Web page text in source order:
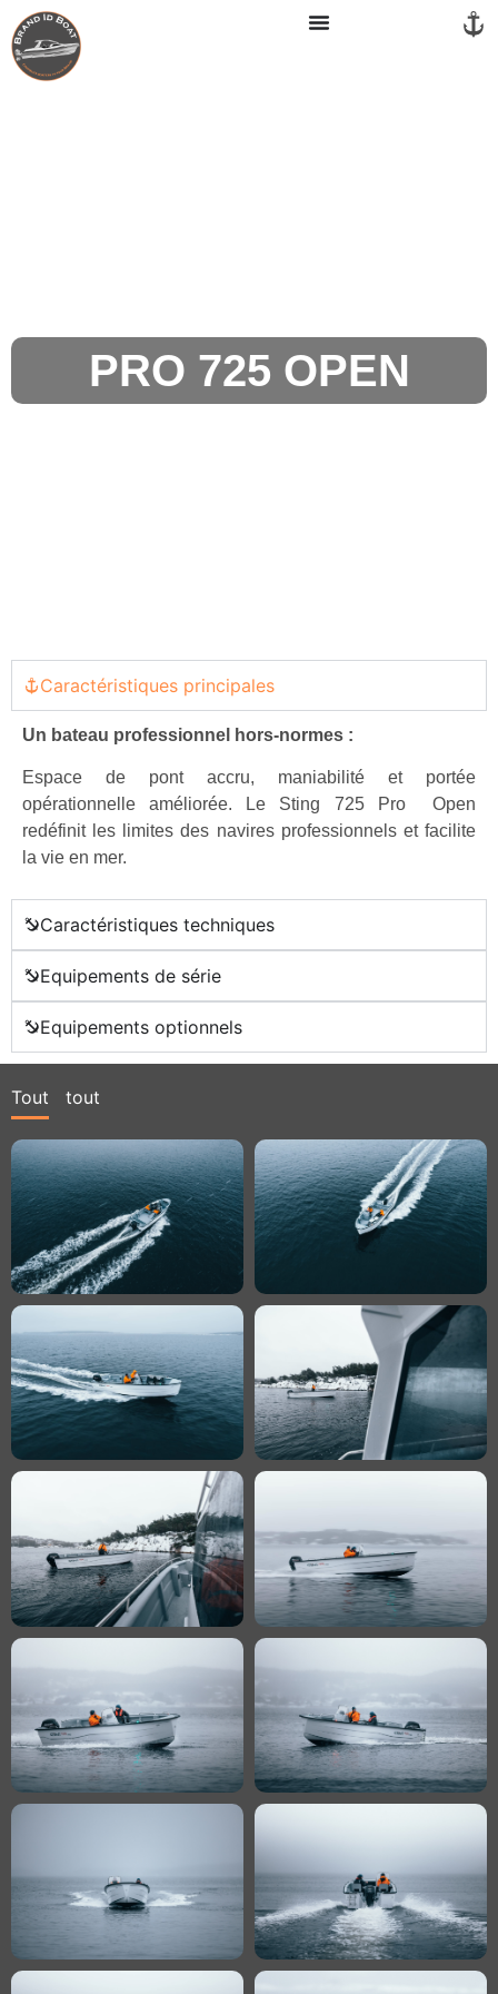
Panneau de gestion des cookies
PRO 725 OPEN
Caractéristiques principales
Un bateau professionnel hors-normes :
Espace de pont accru, maniabilité et portée
opérationnelle améliorée. Le Sting 725 Pro Open
redéfinit les limites des navires professionnels et facilite
la vie en mer.
Caractéristiques techniques
Equipements de série
Equipements optionnels
Tout tout